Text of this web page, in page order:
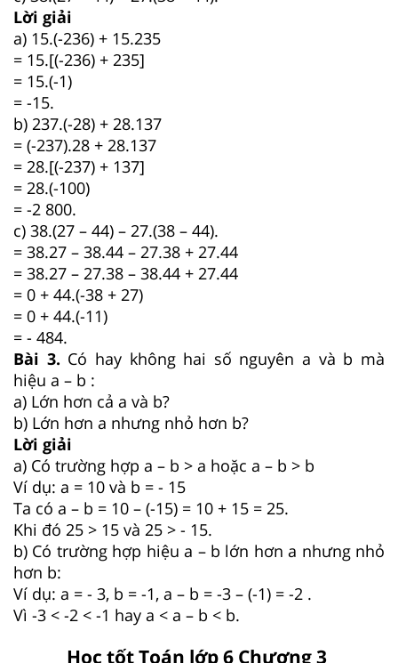
Lời giải
a) 15.(-236) + 15.235
= 15.[(-236) + 235]
= 15.(-1)
= -15.
b) 237.(-28) + 28.137
= (-237).28 + 28.137
= 28.[(-237) + 137]
= 28.(-100)
= -2 800.
c) 38.(27 – 44) – 27.(38 – 44).
= 38.27 – 38.44 – 27.38 + 27.44
= 38.27 – 27.38 – 38.44 + 27.44
= 0 + 44.(-38 + 27)
= 0 + 44.(-11)
= - 484.
Bài 3. Có hay không hai số nguyên a và b mà
hiệu a – b :
a) Lớn hơn cả a và b?
b) Lớn hơn a nhưng nhỏ hơn b?
Lời giải
a) Có trường hợp a – b > a hoặc a – b > b
Ví dụ: a = 10 và b = - 15
Ta có a – b = 10 – (-15) = 10 + 15 = 25.
Khi đó 25 > 15 và 25 > - 15.
b) Có trường hợp hiệu a – b lớn hơn a nhưng nhỏ
hơn b:
Ví dụ: a = - 3, b = -1, a – b = -3 – (-1) = -2 .
Vì -3 < -2 < -1 hay a < a – b < b.
Học tốt Toán lớp 6 Chương 3